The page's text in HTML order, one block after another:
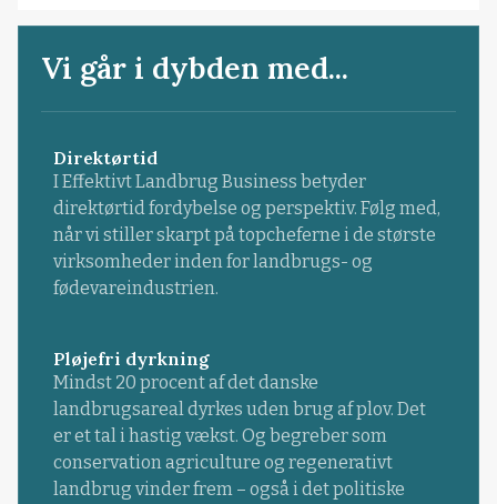
Vi går i dybden med...
Direktørtid
I Effektivt Landbrug Business betyder
direktørtid fordybelse og perspektiv. Følg med,
når vi stiller skarpt på topcheferne i de største
virksomheder inden for landbrugs- og
fødevareindustrien.
Pløjefri dyrkning
Mindst 20 procent af det danske
landbrugsareal dyrkes uden brug af plov. Det
er et tal i hastig vækst. Og begreber som
conservation agriculture og regenerativt
landbrug vinder frem – også i det politiske